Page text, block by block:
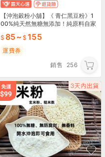
【沖泡穀粉小舖】《 青仁黑豆粉》1
00%純天然無糖無添加！純原料自家
餐沖泡飲品
85~ 155
運費券
銷售
256